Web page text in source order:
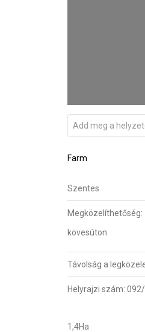
Farm
Szentes
Megközelíthetőség:
kövesúton
Távolság a
Helyrajzi szám:
1,4Ha